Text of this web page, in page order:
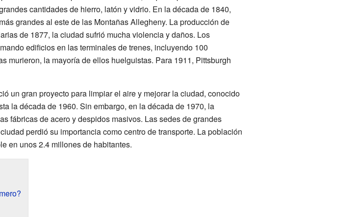
cantidades de hierro, latón y vidrio. En la década de 1840,
grandes al este de las Montañas Allegheny. La producción de
de 1877, la ciudad sufrió mucha violencia y daños. Los
edificios en las terminales de trenes, incluyendo 100
murieron, la mayoría de ellos huelguistas. Para 1911, Pittsburgh
un gran proyecto para limpiar el aire y mejorar la ciudad, conocido
la década de 1960. Sin embargo, en la década de 1970, la
fábricas de acero y despidos masivos. Las sedes de grandes
perdió su importancia como centro de transporte. La población
en unos 2.4 millones de habitantes.